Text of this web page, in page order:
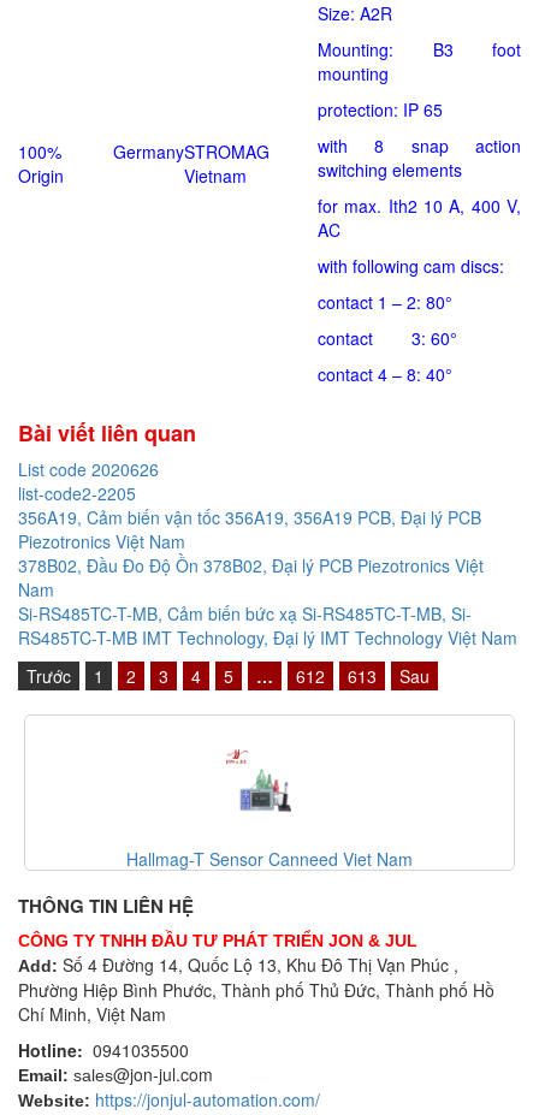
100% Germany
Origin
STROMAG
Vietnam
Size: A2R
Mounting: B3 foot
mounting
protection: IP 65
with 8 snap action
switching elements
for max. Ith2 10 A, 400 V,
AC
with following cam discs:
contact 1 – 2: 80°
contact 3: 60°
contact 4 – 8: 40°
Bài viết liên quan
List code 2020626
list-code2-2205
356A19, Cảm biến vận tốc 356A19, 356A19 PCB, Đại lý PCB
Piezotronics Việt Nam
378B02, Đầu Đo Độ Ồn 378B02, Đại lý PCB Piezotronics Việt
Nam
Si-RS485TC-T-MB, Cảm biến bức xạ Si-RS485TC-T-MB, Si-
RS485TC-T-MB IMT Technology, Đại lý IMT Technology Việt Nam
Trước
1 2 3 4 5 … 612 613 Sau
Hallmag-S-L Canneed Viet Nam
THÔNG TIN LIÊN HỆ
CÔNG TY TNHH ĐẦU TƯ PHÁT TRIỂN JON & JUL
Add: Số 4 Đường 14, Quốc Lộ 13, Khu Đô Thị Vạn Phúc ,
Phường Hiệp Bình Phước, Thành phố Thủ Đức, Thành phố Hồ
Chí Minh, Việt Nam
Hotline: 0941035500
Email: sales@jon-jul.com
Website: https://jonjul-automation.com/